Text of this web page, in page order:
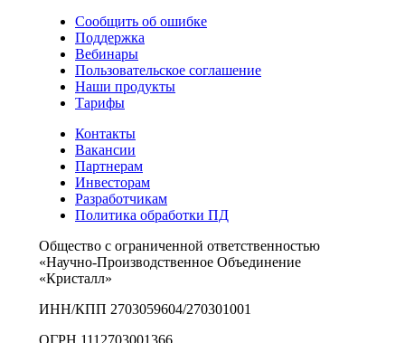
Сообщить об ошибке
Поддержка
Вебинары
Пользовательское соглашение
Наши продукты
Тарифы
Контакты
Вакансии
Партнерам
Инвесторам
Разработчикам
Политика обработки ПД
Общество с ограниченной ответственностью
«Научно-Производственное Объединение
«Кристалл»
ИНН/КПП 2703059604/270301001
ОГРН 1112703001366